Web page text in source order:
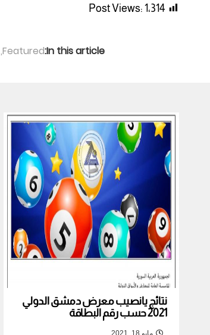
Post Views: 1٬314
In this article:
Featured
,
نتائج يانصيب معرض دمشق الدولي
2021 حسب رقم البطاقة
مايو 18, 2021